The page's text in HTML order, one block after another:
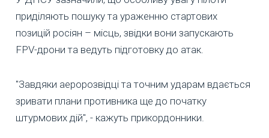
приділяють пошуку та ураженню стартових
позицій росіян – місць, звідки вони запускають
FPV-дрони та ведуть підготовку до атак.
"Завдяки аеророзвідці та точним ударам вдається
зривати плани противника ще до початку
штурмових дій", - кажуть прикордонники.